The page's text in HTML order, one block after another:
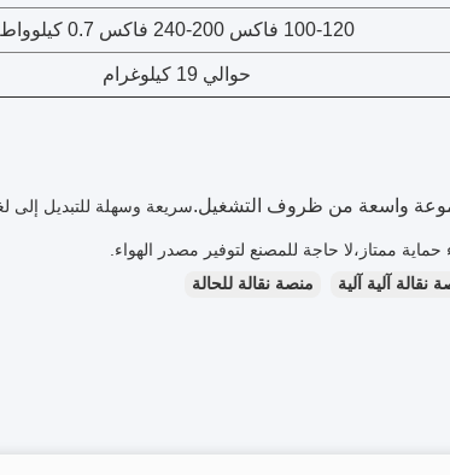
100-120 فاكس 200-240 فاكس 0.7 كيلوواط
حوالي 19 كيلوغرام
واسعة من ظروف التشغيل.سريعة وسهلة للتبديل إلى
ممتاز،لا حاجة للمصنع لتوفير مصدر الهواء.
نقالة آلية آلية منصة نقالة للحالة